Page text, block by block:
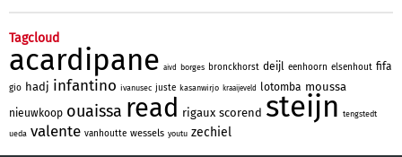
Tagcloud
acardipane aivd borges bronckhorst deijl eenhoorn elsenhout fifa
gio hadj infantino ivanusec juste kasanwirjo kraaijeveld lotomba moussa
nieuwkoop ouaissa read rigaux scorend steijn tengstedt
ueda valente vanhoutte wessels youtu zechiel